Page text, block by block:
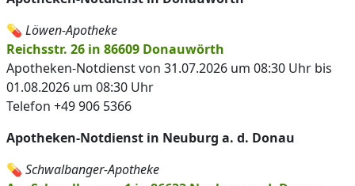
💊 Löwen-Apotheke
Reichsstr. 26 in 86609 Donauwörth
Apotheken-Notdienst von 31.07.2026 um 08:30 Uhr bis
01.08.2026 um 08:30 Uhr
Telefon +49 906 5366
Apotheken-Notdienst in Neuburg a. d. Donau
💊 Schwalbanger-Apotheke